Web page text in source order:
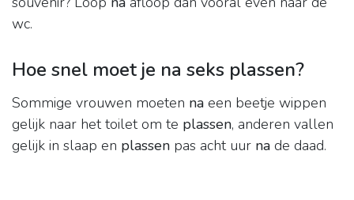
wc.
Hoe snel moet je na seks plassen?
Sommige vrouwen moeten na een beetje wippen
gelijk naar het toilet om te plassen, anderen vallen
gelijk in slaap en plassen pas acht uur na de daad.